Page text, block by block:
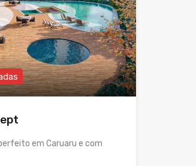
em Caruaru e com